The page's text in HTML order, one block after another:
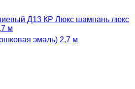
Д13 КР Люкс шампань люкс
м